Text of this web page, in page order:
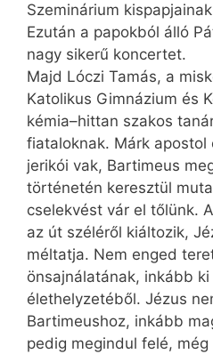
Szeminárium
Ezután a papokból álló
nagy sikerű koncertet.
Majd Lóczi Tamás, a
Katolikus Gimnázium és
kémia–hittan szakos
fiataloknak. Márk apostol
jerikói vak, Bartimeus
történetén keresztül
cselekvést vár el tőlünk.
az út széléről kiáltozik,
méltatja. Nem enged
önsajnálatának, inkább
élethelyzetéből. Jézus
Bartimeushoz, inkább
pedig megindul felé,